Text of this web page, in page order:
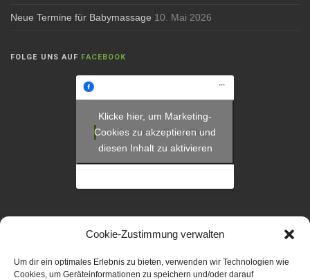
Cookie-Zustimmung verwalten
Um dir ein optimales Erlebnis zu bieten, verwenden wir Technologien wie
Cookies, um Geräteinformationen zu speichern und/oder darauf
Neue Termine für Babymassage 10. Mai 2026
FOLGE UNS AUF FACEBOOK
Facebook Page Plugin
Klicke hier, um Marketing-
Cookies zu akzeptieren und
diesen Inhalt zu aktivieren
Familienzentrum Glückskind